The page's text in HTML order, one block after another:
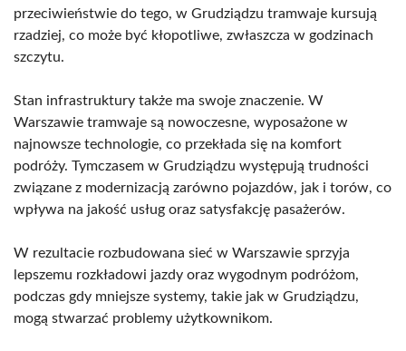
przeciwieństwie do tego, w Grudziądzu tramwaje kursują
rzadziej, co może być kłopotliwe, zwłaszcza w godzinach
szczytu.
Stan infrastruktury także ma swoje znaczenie. W
Warszawie tramwaje są nowoczesne, wyposażone w
najnowsze technologie, co przekłada się na komfort
podróży. Tymczasem w Grudziądzu występują trudności
związane z modernizacją zarówno pojazdów, jak i torów, co
wpływa na jakość usług oraz satysfakcję pasażerów.
W rezultacie rozbudowana sieć w Warszawie sprzyja
lepszemu rozkładowi jazdy oraz wygodnym podróżom,
podczas gdy mniejsze systemy, takie jak w Grudziądzu,
mogą stwarzać problemy użytkownikom.